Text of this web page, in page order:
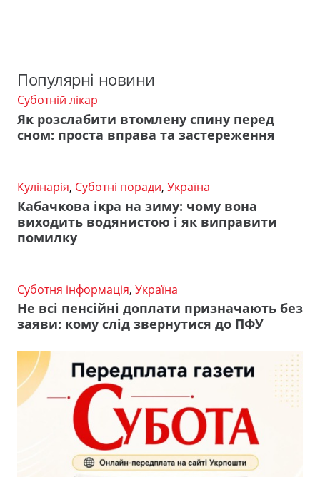
Популярні новини
Суботній лікар
Як розслабити втомлену спину перед
сном: проста вправа та застереження
Кулінарія, Суботні поради, Україна
Кабачкова ікра на зиму: чому вона
виходить водянистою і як виправити
помилку
Суботня інформація, Україна
Не всі пенсійні доплати призначають без
заяви: кому слід звернутися до ПФУ